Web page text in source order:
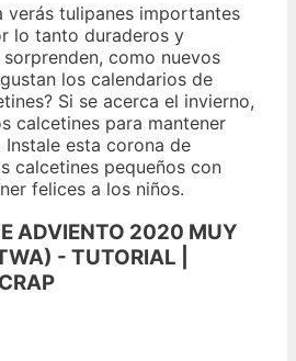
verás tulipanes importantes
lo tanto duraderos y
como nuevos
los calendarios de
Si se acerca el invierno,
calcetines para mantener
esta corona de
calcetines pequeños con
felices a los niños.
ADVIENTO 2020 MUY
- TUTORIAL |